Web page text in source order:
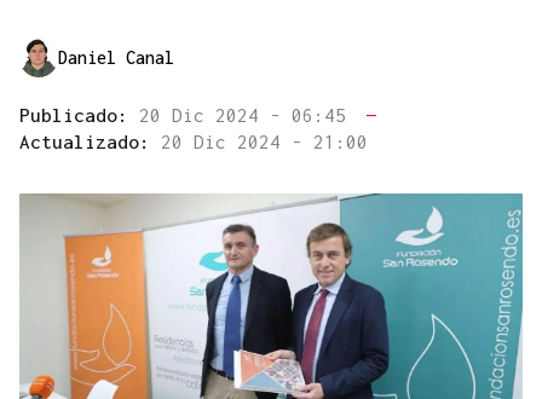
Daniel Canal
Publicado: 20 Dic 2024 - 06:45
—
Actualizado: 20 Dic 2024 - 21:00